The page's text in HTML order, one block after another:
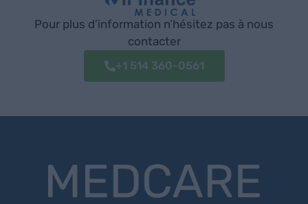
Pour plus d’information n’hésitez pas à nous
contacter
+1 514 360-0561